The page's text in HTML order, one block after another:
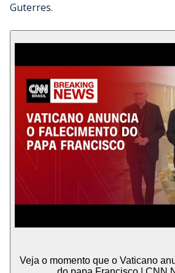
Guterres.
Veja o momento que o Vaticano